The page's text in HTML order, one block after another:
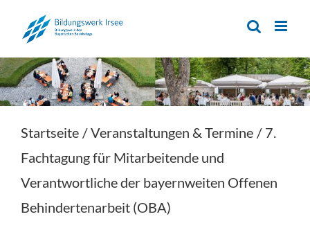
Inhalt
springen
Startseite / Veranstaltungen & Termine / 7.
Fachtagung für Mitarbeitende und
Verantwortliche der bayernweiten Offenen
Behindertenarbeit (OBA)